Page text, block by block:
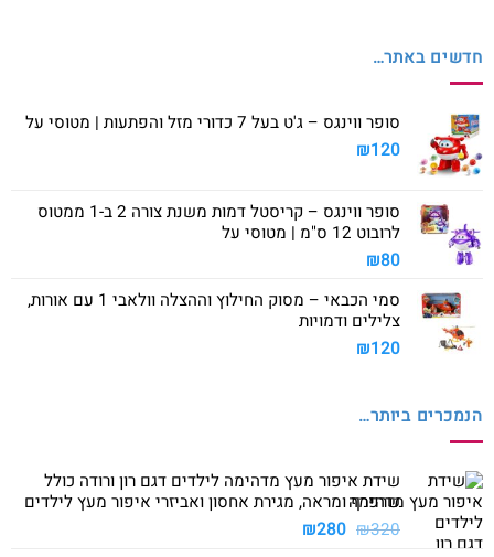
חדשים באתר…
סופר ווינגס – ג'ט בעל 7 כדורי מזל והפתעות | מטוסי על
₪120
סופר ווינגס – קריסטל דמות משנת צורה 2 ב-1 ממטוס
לרובוט 12 ס"מ | מטוסי על
₪80
סמי הכבאי – מסוק החילוץ וההצלה וולאבי 1 עם אורות,
צלילים ודמויות
₪120
הנמכרים ביותר…
שידת איפור מעץ מדהימה לילדים דגם רון ורודה כולל
שרפרף ומראה, מגירת אחסון ואביזרי איפור מעץ לילדים
₪320
המחיר
₪280 המחיר